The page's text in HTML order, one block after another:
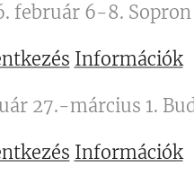
február 6-8. Sopron
Információk
27.-március 1.
Információk